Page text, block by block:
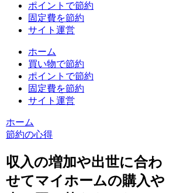
ポイントで節約
固定費を節約
サイト運営
ホーム
買い物で節約
ポイントで節約
固定費を節約
サイト運営
ホーム
節約の心得
収入の増加や出世に合わ
せてマイホームの購入や